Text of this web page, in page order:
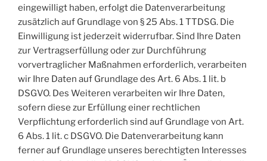
eingewilligt haben, erfolgt die Datenverarbeitung
zusätzlich auf Grundlage von § 25 Abs. 1 TTDSG. Die
Einwilligung ist jederzeit widerrufbar. Sind Ihre Daten
zur Vertragserfüllung oder zur Durchführung
vorvertraglicher Maßnahmen erforderlich, verarbeiten
wir Ihre Daten auf Grundlage des Art. 6 Abs. 1 lit. b
DSGVO. Des Weiteren verarbeiten wir Ihre Daten,
sofern diese zur Erfüllung einer rechtlichen
Verpflichtung erforderlich sind auf Grundlage von Art.
6 Abs. 1 lit. c DSGVO. Die Datenverarbeitung kann
ferner auf Grundlage unseres berechtigten Interesses